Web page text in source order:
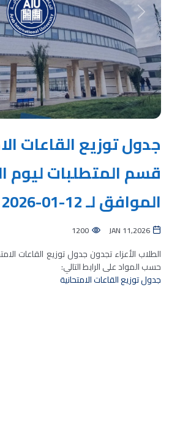
Previous
جدول توزيع القاعات
قسم المتطلبات ليوم
الموافق لـ 12-01-2026
JAN 11,2026
1200
الطلاب الأعزاء تجدون جدول توزيع القاعات
حسب المواد على الرابط التالي:
جدول توزيع القاعات الامتحانية